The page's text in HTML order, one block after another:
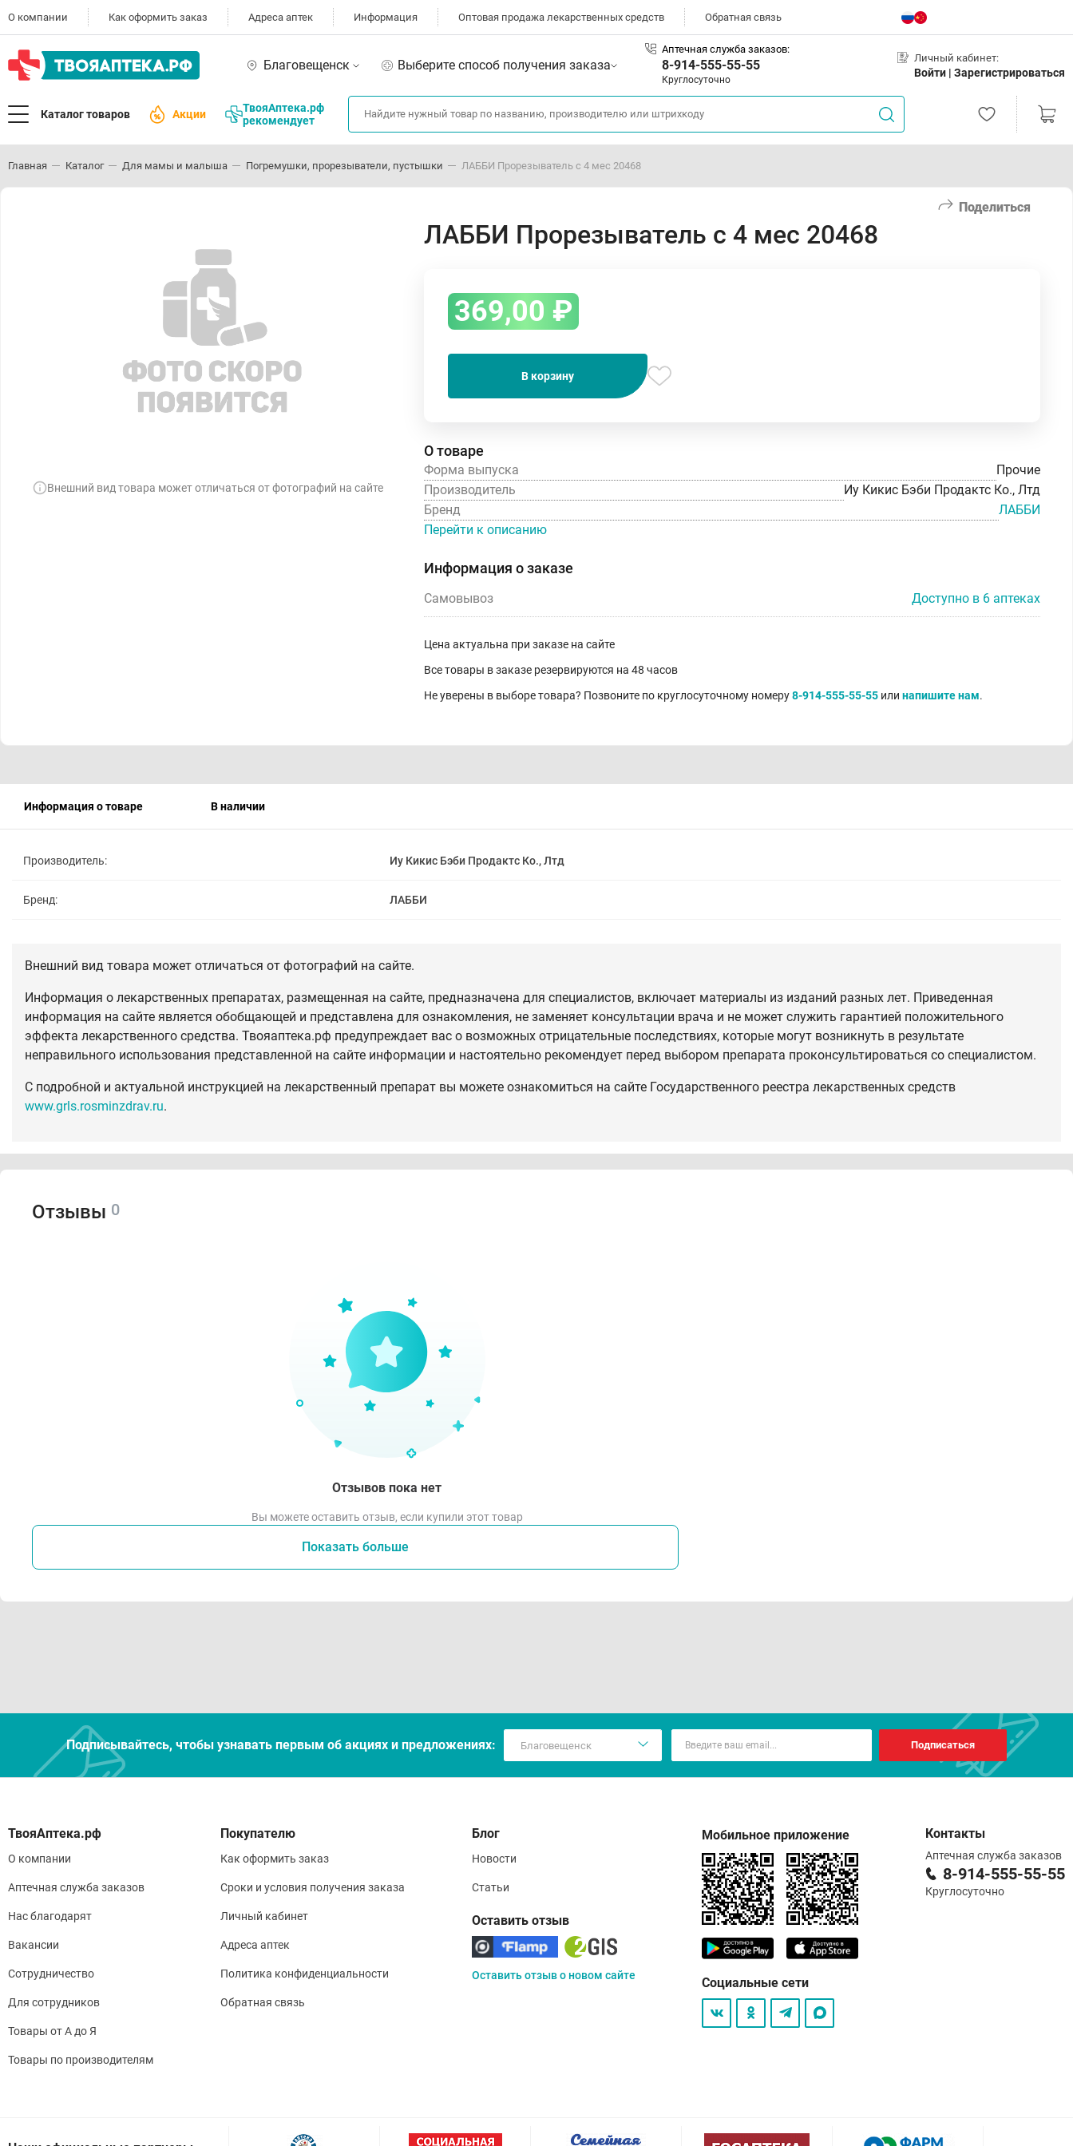
О компании Как оформить заказ Адреса аптек Информация Оптовая продажа лекарственных средств Обратная связь
Благовещенск Выберите способ получения заказа
Аптечная служба заказов:
8-914-555-55-55
Круглосуточно
Личный кабинет:
Войти | Зарегистрироваться
Каталог товаров Акции
ТвояАптека.рф
рекомендует
Главная Каталог Для мамы и малыша Погремушки, прорезыватели, пустышки ЛАББИ Прорезыватель с 4 мес 20468
Поделиться
Внешний вид товара может отличаться от фотографий на сайте
ЛАББИ Прорезыватель с 4 мес 20468
369,00 ₽
В корзину
О товаре
Форма выпуска
Прочие
Производитель
Иу Кикис Бэби Продактс Ко., Лтд
Бренд
ЛАББИ
Перейти к описанию
Информация о заказе
Самовывоз Доступно в 6 аптеках
Цена актуальна при заказе на сайте
Все товары в заказе резервируются на 48 часов
Не уверены в выборе товара? Позвоните по круглосуточному номеру8-914-555-55-55 или напишите нам.
Информация о товаре В наличии
Производитель: Иу Кикис Бэби Продактс Ко., Лтд
Бренд: ЛАББИ
Внешний вид товара может отличаться от фотографий на сайте.
Информация о лекарственных препаратах, размещенная на сайте, предназначена для специалистов, включает материалы из изданий разных лет. Приведенная
информация на сайте является обобщающей и представлена для ознакомления, не заменяет консультации врача и не может служить гарантией положительного
эффекта лекарственного средства. Твояаптека.рф предупреждает вас о возможных отрицательные последствиях, которые могут возникнуть в результате
неправильного использования представленной на сайте информации и настоятельно рекомендует перед выбором препарата проконсультироваться со специалистом.
С подробной и актуальной инструкцией на лекарственный препарат вы можете ознакомиться на сайте Государственного реестра лекарственных средств
www.grls.rosminzdrav.ru.
Отзывы 0
Отзывов пока нет
Вы можете оставить отзыв, если купили этот товар
Показать больше
Подписывайтесь, чтобы узнавать первым об акцияx и предложениях: Подписаться
О компании
Аптечная служба заказов
Нас благодарят
Вакансии
Сотрудничество
Для сотрудников
Товары от А до Я
Товары по производителям
Покупателю
Как оформить заказ
Сроки и условия получения заказа
Личный кабинет
Адреса аптек
Политика конфиденциальности
Обратная связь
Блог
Новости
Статьи
Оставить отзыв
Оставить отзыв о новом сайте
Мобильное приложение
Социальные сети
Контакты
Аптечная служба заказов
8-914-555-55-55
Круглосуточно